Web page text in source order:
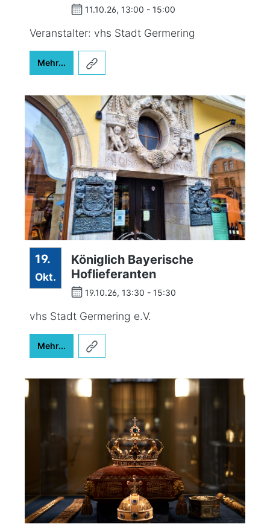
11.10.26, 13:00 - 15:00
Veranstalter: vhs Stadt Germering
Mehr...
19.
Okt.
Königlich Bayerische
Hoflieferanten
19.10.26, 13:30 - 15:30
vhs Stadt Germering e.V.
Mehr...